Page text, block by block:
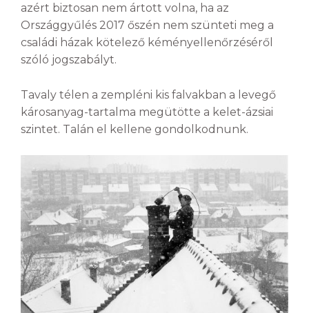
azért biztosan nem ártott volna, ha az
Országgyűlés 2017 őszén nem szünteti meg a
családi házak kötelező kéményellenőrzéséről
szóló jogszabályt.
Tavaly télen a zempléni kis falvakban a levegő
károsanyag-tartalma megütötte a kelet-ázsiai
szintet. Talán el kellene gondolkodnunk.